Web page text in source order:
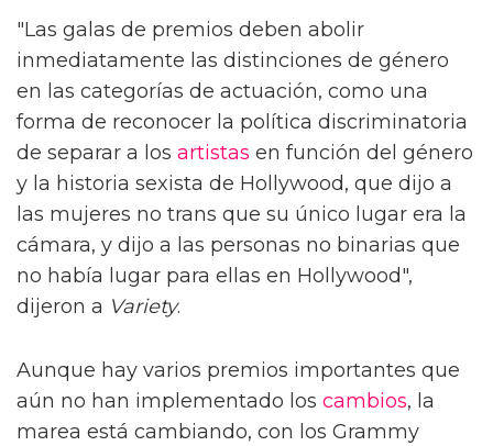
"Las galas de premios deben abolir
inmediatamente las distinciones de género
en las categorías de actuación, como una
forma de reconocer la política discriminatoria
de separar a los artistas en función del género
y la historia sexista de Hollywood, que dijo a
las mujeres no trans que su único lugar era la
cámara, y dijo a las personas no binarias que
no había lugar para ellas en Hollywood",
dijeron a Variety.
Aunque hay varios premios importantes que
aún no han implementado los cambios, la
marea está cambiando, con los Grammy